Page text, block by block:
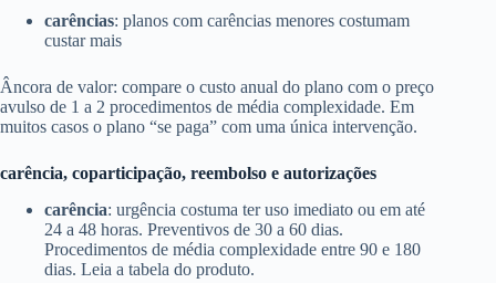
carências: planos com carências menores costumam
custar mais
Âncora de valor: compare o custo anual do plano com o preço
avulso de 1 a 2 procedimentos de média complexidade. Em
muitos casos o plano “se paga” com uma única intervenção.
carência, coparticipação, reembolso e autorizações
carência: urgência costuma ter uso imediato ou em até
24 a 48 horas. Preventivos de 30 a 60 dias.
Procedimentos de média complexidade entre 90 e 180
dias. Leia a tabela do produto.